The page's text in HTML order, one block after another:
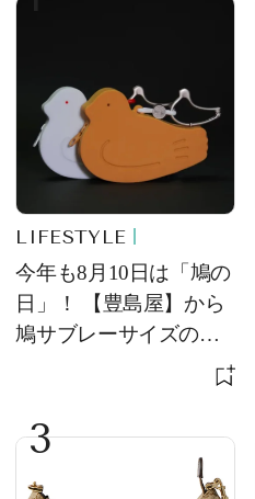
LIFESTYLE
今年も8月10日は「鳩の
日」！ 【豊島屋】から
鳩サブレーサイズのポ
ーチ「はとっこ」を限
3